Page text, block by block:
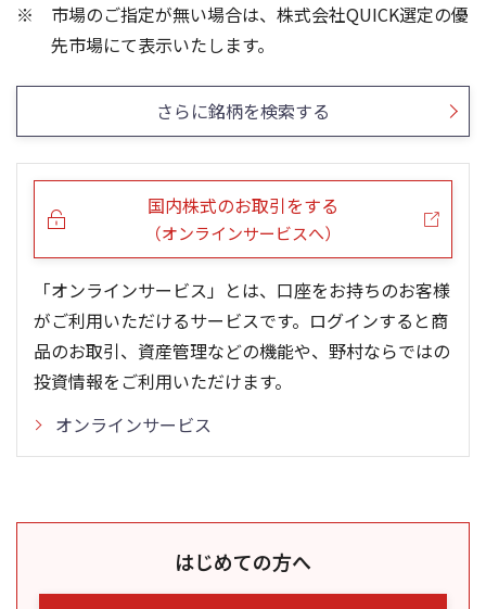
13週移動平均 26週移動平均 出来高(千)
1,400
0
300
5ヶ月移動平均 25ヶ月移動平均 出来高(千)
1,000
0
50
100
市場のご指定が無い場合は、株式会社QUICK選定の優
先市場にて表示いたします。
さらに銘柄を検索する
国内株式のお取引をする
（オンラインサービスへ）
「オンラインサービス」とは、口座をお持ちのお客様
がご利用いただけるサービスです。ログインすると商
品のお取引、資産管理などの機能や、野村ならではの
投資情報をご利用いただけます。
オンラインサービス
はじめての方へ